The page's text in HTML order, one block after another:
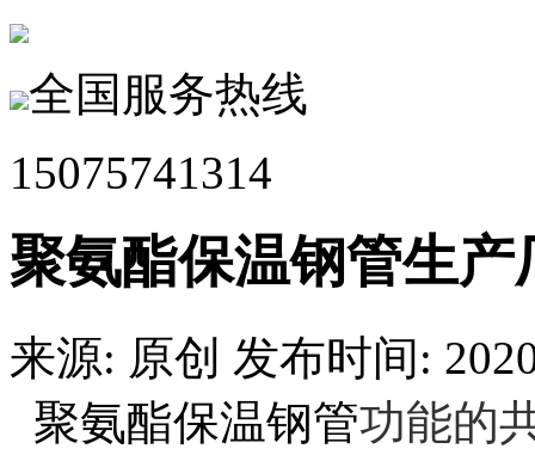
全国服务热线
15075741314
聚氨酯保温钢管生产
来源: 原创 发布时间:
聚氨酯保温钢管功能的